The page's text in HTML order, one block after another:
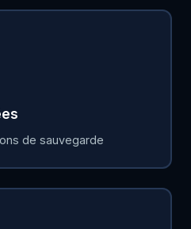
de sauvegarde